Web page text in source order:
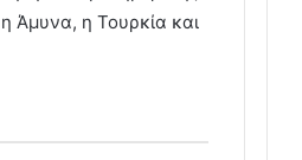
Άμυνα, η Τουρκία και